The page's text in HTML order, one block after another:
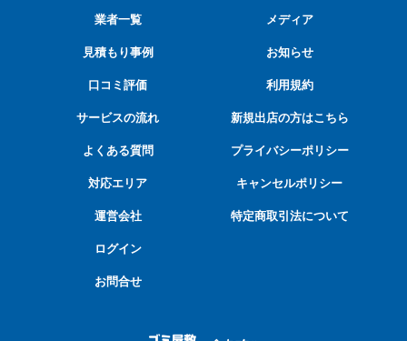
業者一覧
見積もり事例
口コミ評価
サービスの流れ
よくある質問
対応エリア
運営会社
ログイン
お問合せ
メディア
お知らせ
利用規約
新規出店の方はこちら
プライバシーポリシー
キャンセルポリシー
特定商取引法について